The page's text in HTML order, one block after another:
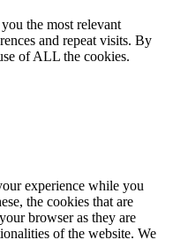
the most relevant
and repeat visits. By
of ALL the cookies.
experience while you
the cookies that are
browser as they are
of the website. We